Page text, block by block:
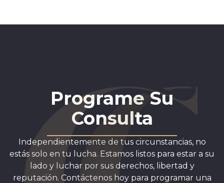
Programe Su
Consulta
Independientemente de tus circunstancias, no
estás solo en tu lucha. Estamos listos para estar a su
lado y luchar por sus derechos, libertad y
reputación. Contáctenos hoy para programar una